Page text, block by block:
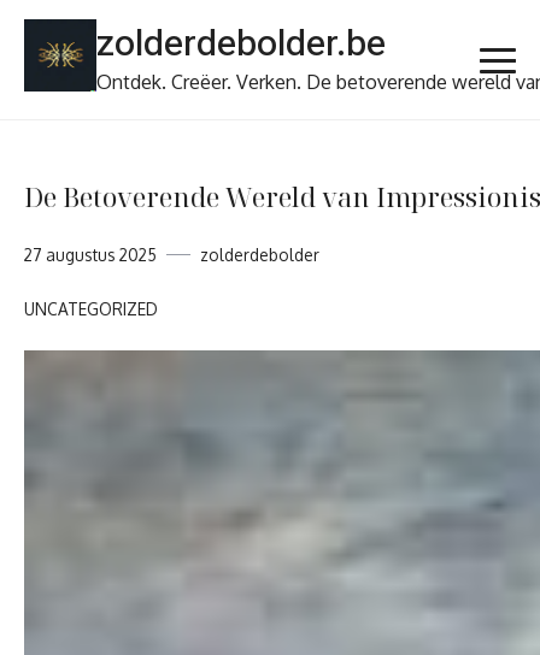
zolderdebolder.be
Ontdek. Creëer. Verken. De betoverende wereld
De Betoverende Wereld van
27 augustus 2025 zolderdebolder
UNCATEGORIZED